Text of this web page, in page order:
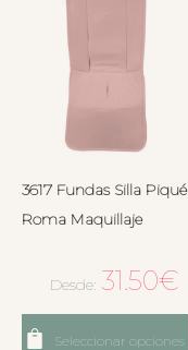
3617 Fundas Silla Piqué
Roma Maquillaje
Desde: 31.50€
Seleccionar opciones